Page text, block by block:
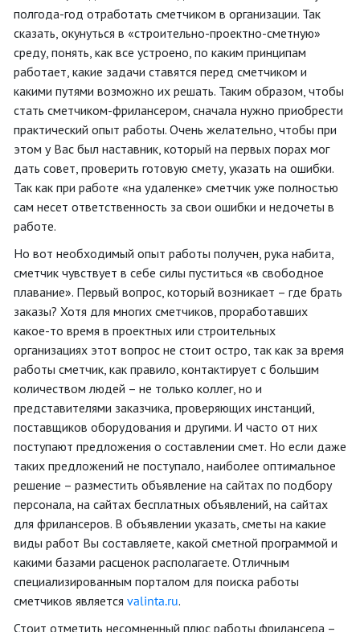
полгода-год отработать сметчиком в организации. Так
сказать, окунуться в «строительно-проектно-сметную»
среду, понять, как все устроено, по каким принципам
работает, какие задачи ставятся перед сметчиком и
какими путями возможно их решать. Таким образом, чтобы
стать сметчиком-фрилансером, сначала нужно приобрести
практический опыт работы. Очень желательно, чтобы при
этом у Вас был наставник, который на первых порах мог
дать совет, проверить готовую смету, указать на ошибки.
Так как при работе «на удаленке» сметчик уже полностью
сам несет ответственность за свои ошибки и недочеты в
работе.
Но вот необходимый опыт работы получен, рука набита,
сметчик чувствует в себе силы пуститься «в свободное
плавание». Первый вопрос, который возникает – где брать
заказы? Хотя для многих сметчиков, проработавших
какое-то время в проектных или строительных
организациях этот вопрос не стоит остро, так как за время
работы сметчик, как правило, контактирует с большим
количеством людей – не только коллег, но и
представителями заказчика, проверяющих инстанций,
поставщиков оборудования и другими. И часто от них
поступают предложения о составлении смет. Но если даже
таких предложений не поступало, наиболее оптимальное
решение – разместить объявление на сайтах по подбору
персонала, на сайтах бесплатных объявлений, на сайтах
для фрилансеров. В объявлении указать, сметы на какие
виды работ Вы составляете, какой сметной программой и
какими базами расценок располагаете. Отличным
специализированным порталом для поиска работы
сметчиков является valinta.ru.
Стоит отметить несомненный плюс работы фрилансера –